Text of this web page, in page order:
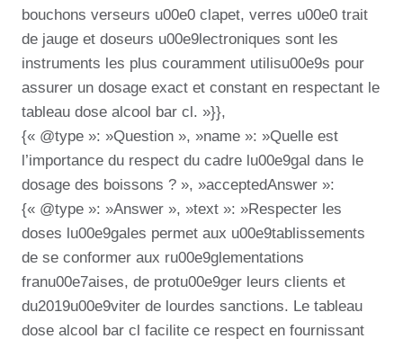
bouchons verseurs u00e0 clapet, verres u00e0 trait
de jauge et doseurs u00e9lectroniques sont les
instruments les plus couramment utilisu00e9s pour
assurer un dosage exact et constant en respectant le
tableau dose alcool bar cl. »}},
{« @type »: »Question », »name »: »Quelle est
l’importance du respect du cadre lu00e9gal dans le
dosage des boissons ? », »acceptedAnswer »:
{« @type »: »Answer », »text »: »Respecter les
doses lu00e9gales permet aux u00e9tablissements
de se conformer aux ru00e9glementations
franu00e7aises, de protu00e9ger leurs clients et
du2019u00e9viter de lourdes sanctions. Le tableau
dose alcool bar cl facilite ce respect en fournissant